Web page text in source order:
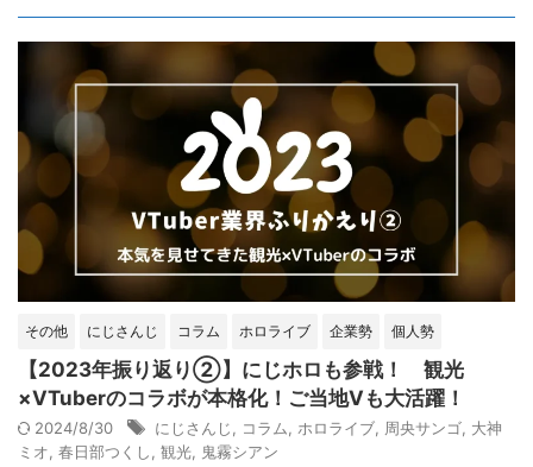
その他 にじさんじ コラム ホロライブ 企業勢 個人勢
【2023年振り返り②】にじホロも参戦！ 観光
×VTuberのコラボが本格化！ご当地Vも大活躍！
2024/8/30 にじさんじ コラム ホロライブ 周央サンゴ 大神
ミオ 春日部つくし 観光 鬼霧シアン